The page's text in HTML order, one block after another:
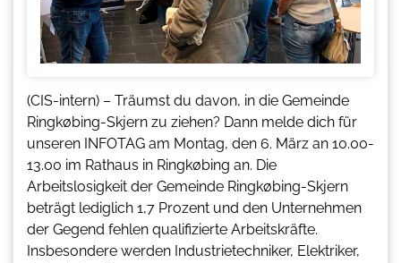
(CIS-intern) – Träumst du davon, in die Gemeinde
Ringkøbing-Skjern zu ziehen? Dann melde dich für
unseren INFOTAG am Montag, den 6. März an 10.00-
13.00 im Rathaus in Ringkøbing an. Die
Arbeitslosigkeit der Gemeinde Ringkøbing-Skjern
beträgt lediglich 1,7 Prozent und den Unternehmen
der Gegend fehlen qualifizierte Arbeitskräfte.
Insbesondere werden Industrietechniker, Elektriker,